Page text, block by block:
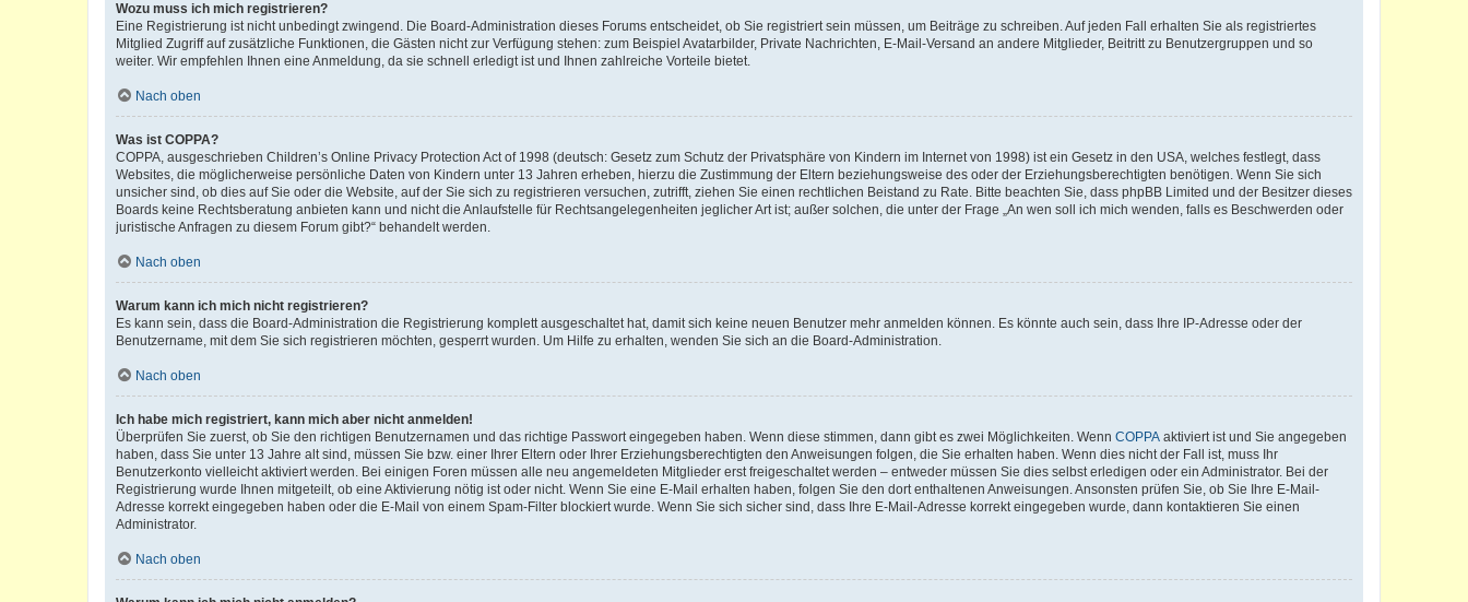
Wozu muss ich mich registrieren?
Eine Registrierung ist nicht unbedingt zwingend. Die Board-Administration dieses Forums entscheidet, ob Sie registriert sein müssen, um Beiträge zu schreiben. Auf jeden Fall erhalten Sie als registriertes
Mitglied Zugriff auf zusätzliche Funktionen, die Gästen nicht zur Verfügung stehen: zum Beispiel Avatarbilder, Private Nachrichten, E-Mail-Versand an andere Mitglieder, Beitritt zu Benutzergruppen und so
weiter. Wir empfehlen Ihnen eine Anmeldung, da sie schnell erledigt ist und Ihnen zahlreiche Vorteile bietet.
Nach oben
Was ist COPPA?
COPPA, ausgeschrieben Children’s Online Privacy Protection Act of 1998 (deutsch: Gesetz zum Schutz der Privatsphäre von Kindern im Internet von 1998) ist ein Gesetz in den USA, welches festlegt, dass
Websites, die möglicherweise persönliche Daten von Kindern unter 13 Jahren erheben, hierzu die Zustimmung der Eltern beziehungsweise des oder der Erziehungsberechtigten benötigen. Wenn Sie sich
unsicher sind, ob dies auf Sie oder die Website, auf der Sie sich zu registrieren versuchen, zutrifft, ziehen Sie einen rechtlichen Beistand zu Rate. Bitte beachten Sie, dass phpBB Limited und der Besitzer dieses
Boards keine Rechtsberatung anbieten kann und nicht die Anlaufstelle für Rechtsangelegenheiten jeglicher Art ist; außer solchen, die unter der Frage „An wen soll ich mich wenden, falls es Beschwerden oder
juristische Anfragen zu diesem Forum gibt?“ behandelt werden.
Nach oben
Warum kann ich mich nicht registrieren?
Es kann sein, dass die Board-Administration die Registrierung komplett ausgeschaltet hat, damit sich keine neuen Benutzer mehr anmelden können. Es könnte auch sein, dass Ihre IP-Adresse oder der
Benutzername, mit dem Sie sich registrieren möchten, gesperrt wurden. Um Hilfe zu erhalten, wenden Sie sich an die Board-Administration.
Nach oben
Ich habe mich registriert, kann mich aber nicht anmelden!
Überprüfen Sie zuerst, ob Sie den richtigen Benutzernamen und das richtige Passwort eingegeben haben. Wenn diese stimmen, dann gibt es zwei Möglichkeiten. Wenn COPPA aktiviert ist und Sie angegeben
haben, dass Sie unter 13 Jahre alt sind, müssen Sie bzw. einer Ihrer Eltern oder Ihrer Erziehungsberechtigten den Anweisungen folgen, die Sie erhalten haben. Wenn dies nicht der Fall ist, muss Ihr
Benutzerkonto vielleicht aktiviert werden. Bei einigen Foren müssen alle neu angemeldeten Mitglieder erst freigeschaltet werden – entweder müssen Sie dies selbst erledigen oder ein Administrator. Bei der
Registrierung wurde Ihnen mitgeteilt, ob eine Aktivierung nötig ist oder nicht. Wenn Sie eine E-Mail erhalten haben, folgen Sie den dort enthaltenen Anweisungen. Ansonsten prüfen Sie, ob Sie Ihre E-Mail-
Adresse korrekt eingegeben haben oder die E-Mail von einem Spam-Filter blockiert wurde. Wenn Sie sich sicher sind, dass Ihre E-Mail-Adresse korrekt eingegeben wurde, dann kontaktieren Sie einen
Administrator.
Nach oben